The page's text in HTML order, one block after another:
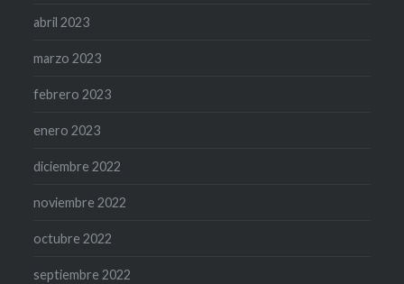
abril 2023
marzo 2023
febrero 2023
enero 2023
diciembre 2022
noviembre 2022
octubre 2022
septiembre 2022